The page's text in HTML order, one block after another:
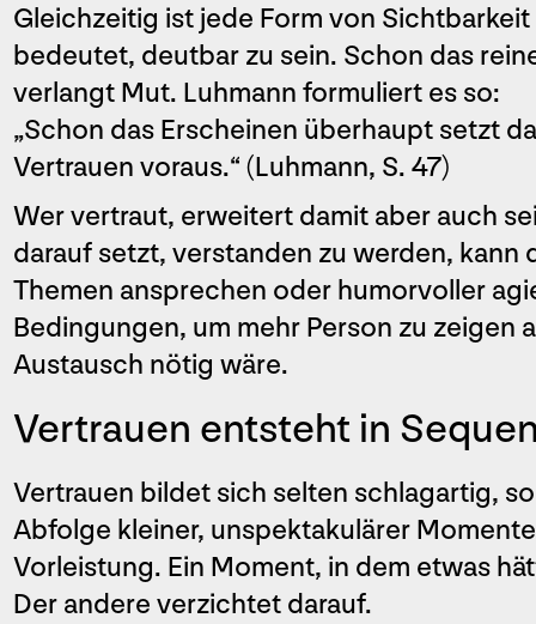
Gleichzeitig ist jede Form von
bedeutet, deutbar zu sein. Schon das
verlangt Mut. Luhmann formuliert es so:
„Schon das Erscheinen überhaupt setzt
Vertrauen voraus.“ (Luhmann, S. 47)
Wer vertraut, erweitert damit aber auch
darauf setzt, verstanden zu werden,
Themen ansprechen oder humorvoller
Bedingungen, um mehr Person zu zeigen
Austausch nötig wäre.
Vertrauen entsteht in
Vertrauen bildet sich selten schlagartig,
Abfolge kleiner, unspektakulärer
Vorleistung. Ein Moment, in dem etwas
Der andere verzichtet darauf.